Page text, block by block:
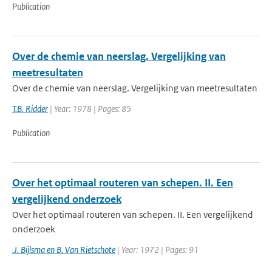
Publication
Over de chemie van neerslag. Vergelijking van
meetresultaten
Over de chemie van neerslag. Vergelijking van meetresultaten
T.B. Ridder | Year: 1978 | Pages: 85
Publication
Over het optimaal routeren van schepen. II. Een
vergelijkend onderzoek
Over het optimaal routeren van schepen. II. Een vergelijkend
onderzoek
.J. Bijlsma en B. Van Rietschote | Year: 1972 | Pages: 91